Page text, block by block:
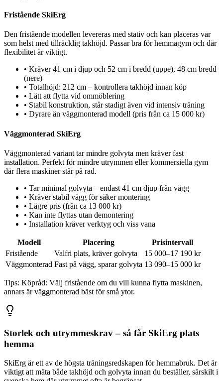
Fristående SkiErg
Den fristående modellen levereras med stativ och kan placeras var
som helst med tillräcklig takhöjd. Passar bra för hemmagym och där
flexibilitet är viktigt.
• Kräver 41 cm i djup och 52 cm i bredd (uppe), 48 cm bredd
(nere)
• Totalhöjd: 212 cm – kontrollera takhöjd innan köp
• Lätt att flytta vid ommöblering
• Stabil konstruktion, står stadigt även vid intensiv träning
• Dyrare än väggmonterad modell (pris från ca 15 000 kr)
Väggmonterad SkiErg
Väggmonterad variant tar mindre golvyta men kräver fast
installation. Perfekt för mindre utrymmen eller kommersiella gym
där flera maskiner står på rad.
• Tar minimal golvyta – endast 41 cm djup från vägg
• Kräver stabil vägg för säker montering
• Lägre pris (från ca 13 000 kr)
• Kan inte flyttas utan demontering
• Installation kräver verktyg och viss vana
Modell Placering
Prisintervall
Fristående
Valfri plats, kräver golvyta
15 000–17 190 kr
Väggmonterad Fast på vägg, sparar golvyta 13 090–15 000 kr
Tips: Köpråd: Välj fristående om du vill kunna flytta maskinen,
annars är väggmonterad bäst för små ytor.
Storlek och utrymmeskrav – så får SkiErg plats
hemma
SkiErg är ett av de högsta träningsredskapen för hemmabruk. Det är
viktigt att mäta både takhöjd och golvyta innan du beställer, särskilt i